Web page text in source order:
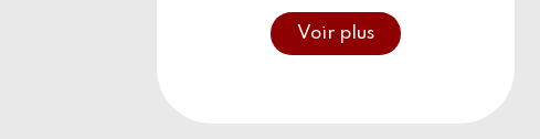
Voir plus